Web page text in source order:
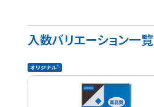
入数バリエーション一覧